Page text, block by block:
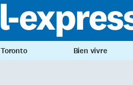
Toronto Bien vivre